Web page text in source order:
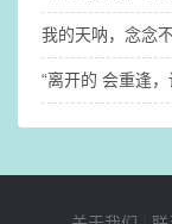
我的天呐，念念
“离开的 会重逢